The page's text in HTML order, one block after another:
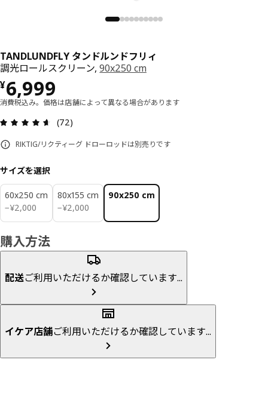
TANDLUNDFLY タンドルンドフリィ
調光ロールスクリーン,90x250 cm
¥6,999
価格 ¥ 6999
消費税込み。価格は店舗によって異なる場合があります
(72)
RIKTIG/リクティーグ ドローロッドは別売りです
サイズを選択
60x250 cm
−¥2,000
¥ 2000
80x155 cm
−¥2,000
¥ 2000
90x250 cm
購入方法
配送ご利用いただけるか確認しています...
イケア店舗ご利用いただけるか確認しています...